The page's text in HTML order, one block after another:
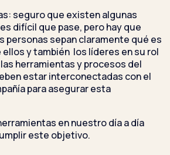
seguro que existen algunas
difícil que pase, pero hay que
personas sepan claramente qué es
ellos y también los líderes en su rol
herramientas y procesos del
estar interconectadas con el
para asegurar esta
en nuestro día a día
este objetivo.